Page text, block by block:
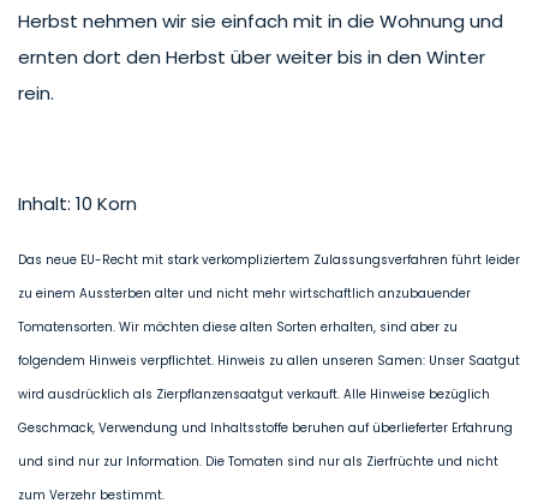
Herbst nehmen wir sie einfach mit in die Wohnung und
ernten dort den Herbst über weiter bis in den Winter
rein.
Inhalt: 10 Korn
Das neue EU-Recht mit stark verkompliziertem Zulassungsverfahren führt leider
zu einem Aussterben alter und nicht mehr wirtschaftlich anzubauender
Tomatensorten. Wir möchten diese alten Sorten erhalten, sind aber zu
folgendem Hinweis verpflichtet. Hinweis zu allen unseren Samen: Unser Saatgut
wird ausdrücklich als Zierpflanzensaatgut verkauft. Alle Hinweise bezüglich
Geschmack, Verwendung und Inhaltsstoffe beruhen auf überlieferter Erfahrung
und sind nur zur Information. Die Tomaten sind nur als Zierfrüchte und nicht
zum Verzehr bestimmt.